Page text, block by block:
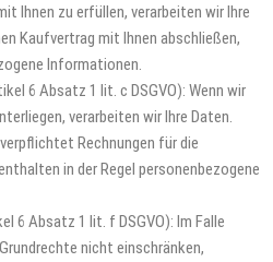
Ihnen zu erfüllen, verarbeiten wir Ihre
Kaufvertrag mit Ihnen abschließen,
Informationen.
6 Absatz 1 lit. c DSGVO): Wenn wir
verarbeiten wir Ihre Daten.
Rechnungen für die
in der Regel personenbezogene
6 Absatz 1 lit. f DSGVO): Im Falle
nicht einschränken,